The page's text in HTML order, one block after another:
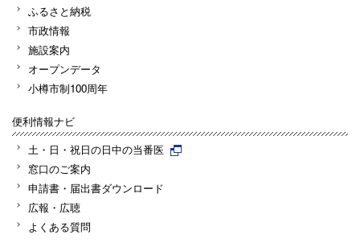
ふるさと納税
市政情報
施設案内
オープンデータ
小樽市制100周年
便利情報ナビ
土・日・祝日の日中の当番医
窓口のご案内
申請書・届出書ダウンロード
広報・広聴
よくある質問